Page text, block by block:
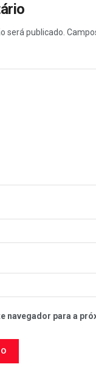
será publicado.
navegador para a